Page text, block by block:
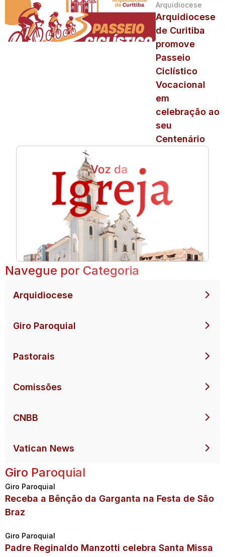
Arquidiocese
Arquidiocese
de Curitiba
promove
Passeio
Ciclístico
Vocacional
em
celebração ao
seu
Centenário
Navegue por Categoria
Arquidiocese
Giro Paroquial
Pastorais
Comissões
CNBB
Vatican News
Giro Paroquial
Giro Paroquial
Receba a Bênção da Garganta na Festa de São
Braz
Giro Paroquial
Padre Reginaldo Manzotti celebra Santa Missa